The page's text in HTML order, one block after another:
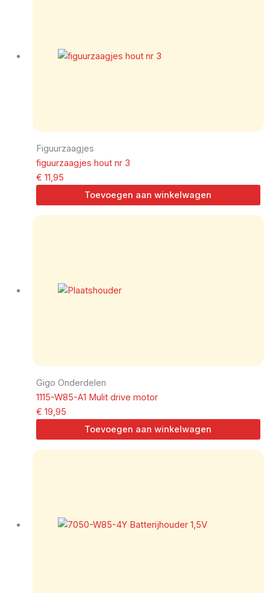
Figuurzaagjes
figuurzaagjes hout nr 3
€ 11,95
Toevoegen aan winkelwagen
Gigo Onderdelen
1115-W85-A1 Mulit drive motor
€ 19,95
Toevoegen aan winkelwagen